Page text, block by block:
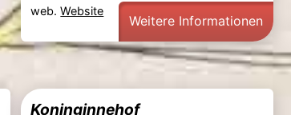
web.Website
Weitere Informationen
Koninginnehof